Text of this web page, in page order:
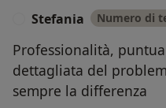
Stefania Numero di
Professionalità,
dettagliata del
sempre la differenza